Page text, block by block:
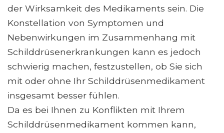
der Wirksamkeit des Medikaments sein. Die
Konstellation von Symptomen und
Nebenwirkungen im Zusammenhang mit
Schilddrüsenerkrankungen kann es jedoch
schwierig machen, festzustellen, ob Sie sich
mit oder ohne Ihr Schilddrüsenmedikament
insgesamt besser fühlen.
Da es bei Ihnen zu Konflikten mit Ihrem
Schilddrüsenmedikament kommen kann,